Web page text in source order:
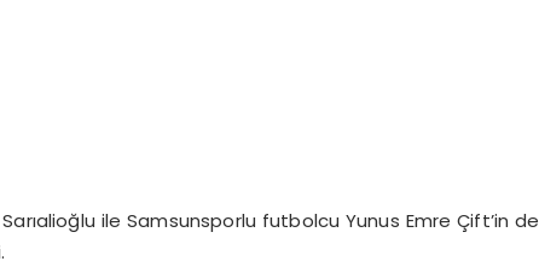
ile Samsunsporlu futbolcu Yunus Emre Çift’in de